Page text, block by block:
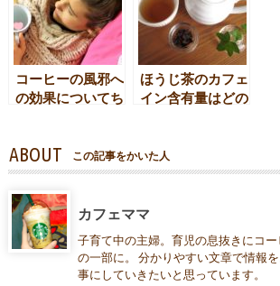
コーヒーの風邪へ
の効果についてち
ほうじ茶のカフェ
イン含有量はどの
は？
ABOUT この記事をかいた人
カフェママ
子育て中の主婦。育児の息抜きにコ
の一部に。 分かりやすい文章で情報
事にしていきたいと思っています。